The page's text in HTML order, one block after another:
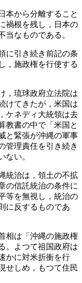
本から分離すること
禍根を残し，日本の
当なものである。
に引き続き前記の条
，施政権を行使する
，琉球政府立法院は
けてきたが，米国は
ケネディ大統領は去
教書の中で「米国と
と緊張が沖縄の軍事
管理責任を引き続き
ない。
統治は，領土の不拡
の信託統治の条件に
等を無視し，統治の
に反するものであ
相は「沖縄の施政権
。よつて祖国政府は
かに対米折衝を行
せしめ，もつて住民